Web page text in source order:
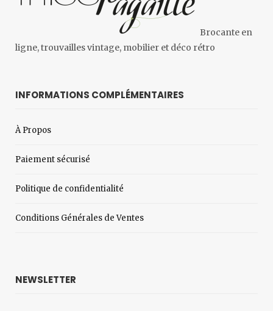
Brocante en
ligne, trouvailles vintage, mobilier et déco rétro
INFORMATIONS COMPLÉMENTAIRES
À Propos
Paiement sécurisé
Politique de confidentialité
Conditions Générales de Ventes
NEWSLETTER